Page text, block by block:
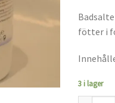
fötter i
3 i lager